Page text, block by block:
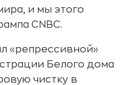
и мы этого
CNBC.
«репрессивной»
Белого дома
чистку в